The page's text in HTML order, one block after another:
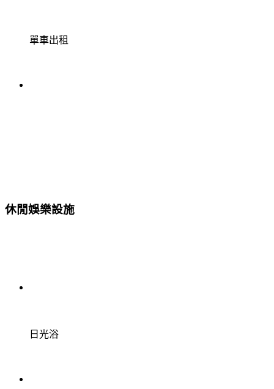
單車出租
休閒娛樂設施
日光浴